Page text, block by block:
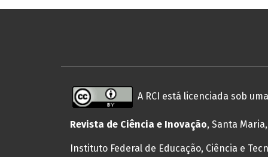
A RCI está licenciada sob
Revista de Ciência e Inovação, Santa
Instituto Federal de Educação, Ciência e